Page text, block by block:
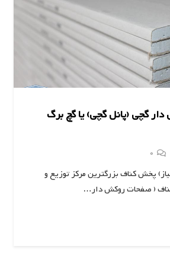
گچی (پانل گچی) یا گچ برگ
0
- (19 امتیاز) پخش کناف بزرگترین مرکز توزیع و
( صفحات روکش ‌دار…